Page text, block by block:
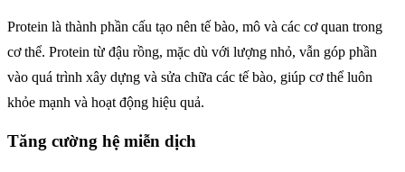
Protein là thành phần cấu tạo nên tế bào, mô và các cơ quan trong
cơ thể. Protein từ đậu rồng, mặc dù với lượng nhỏ, vẫn góp phần
vào quá trình xây dựng và sửa chữa các tế bào, giúp cơ thể luôn
khỏe mạnh và hoạt động hiệu quả.
Tăng cường hệ miễn dịch